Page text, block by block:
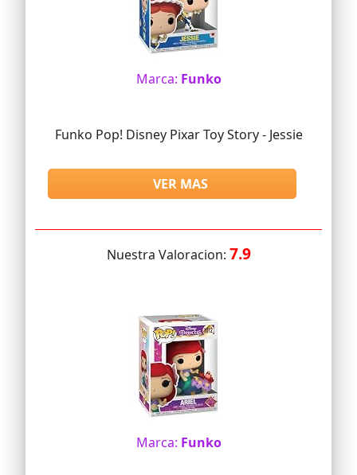
Marca: Funko
Funko Pop! Disney Pixar Toy Story - Jessie
VER MAS
Nuestra Valoracion: 7.9
Marca: Funko